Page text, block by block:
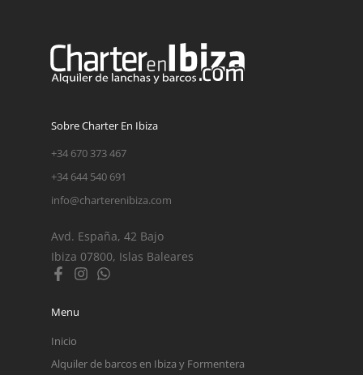
Sobre Charter En Ibiza
+34 670 373 467
+34 644 540 691
info@charterenibiza.com
Avd. España, 42 Bajo
Ibiza 07800, Islas Baleares
Menu
Inicio
Alquiler de barcos en Ibiza y Formentera